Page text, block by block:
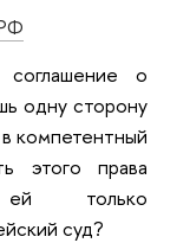
о
одну сторону
компетентный
этого права
ей только
суд?